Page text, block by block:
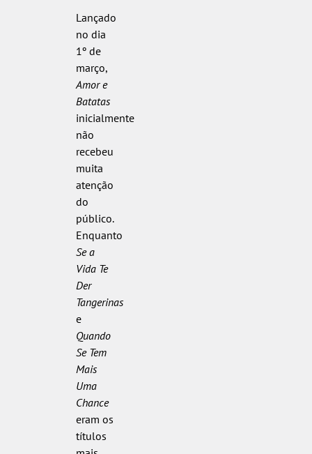
Lançado
no dia
1º de
março,
Amor e
Batatas
inicialmente
não
recebeu
muita
atenção
do
público.
Enquanto
Se a
Vida Te
Der
Tangerinas
e
Quando
Se Tem
Mais
Uma
Chance
eram os
títulos